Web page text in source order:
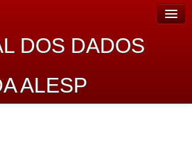
DOS DADOS
ALESP